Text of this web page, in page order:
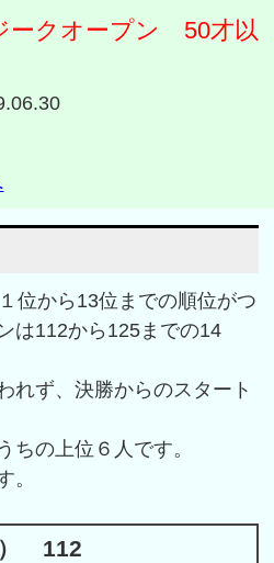
ークオープン 50才以
位から13位までの順位がつ
は112から125までの14
れず、決勝からのスタート
ちの上位６人です。
。
） 112